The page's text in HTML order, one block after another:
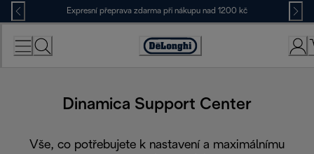
Skip
to
Content
Expresní přeprava zdarma při nákupu nad 1200 kč
Accessibility
Dinamica Support Center
Vše, co potřebujete k nastavení a maximálnímu